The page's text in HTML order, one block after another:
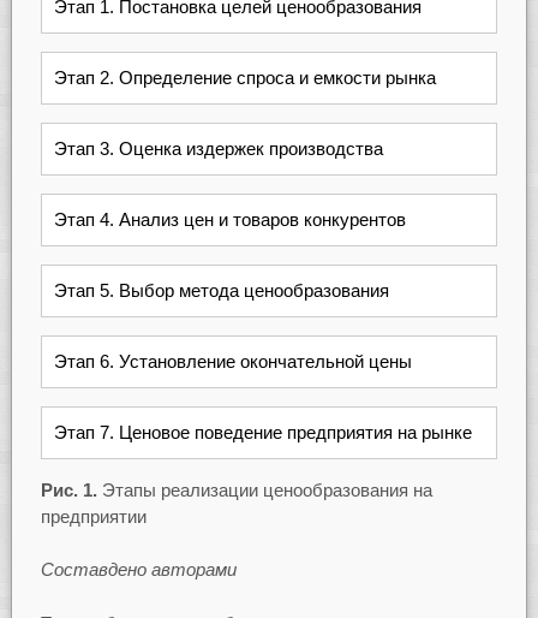
Этап 1. Постановка целей ценообразования
Этап 2. Определение спроса и емкости рынка
Этап 3. Оценка издержек производства
Этап 4. Анализ цен и товаров конкурентов
Этап 5. Выбор метода ценообразования
Этап 6. Установление окончательной цены
Этап 7. Ценовое поведение предприятия на рынке
Рис. 1.Этапы реализации ценообразования на
предприятии
Составдено авторами